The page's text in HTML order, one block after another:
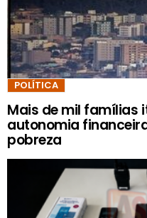
POLÍTICA
Mais de mil famílias
autonomia
pobreza